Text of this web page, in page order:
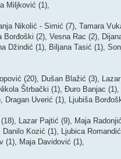
Miljković (1),
Nikolić - Simić (7), Tamara
(2), Vesna Rac (2),
Džindić (1), Biljana Tasić (1),
(20), Dušan Blažić (3),
Štrbački (1), Đuro Banjac
Uverić (1), Ljubiša
Lazar Pajtić (9), Maja
Kozić (1), Ljubica
(1), Maja Davidović (1),